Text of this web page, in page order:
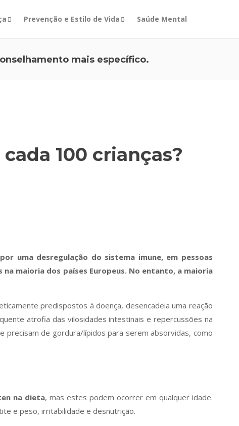
Prevenção e Estilo de Vida Saúde Mental
mais específico.
100 crianças?
uma desregulação do sistema imune, em pessoas
maioria dos países Europeus. No entanto, a maioria
predispostos à doença, desencadeia uma reação
atrofia das vilosidades intestinais e repercussões na
precisam de gordura/lípidos para serem absorvidas, como
na dieta, mas estes podem ocorrer em qualquer idade.
e peso, irritabilidade e desnutrição.